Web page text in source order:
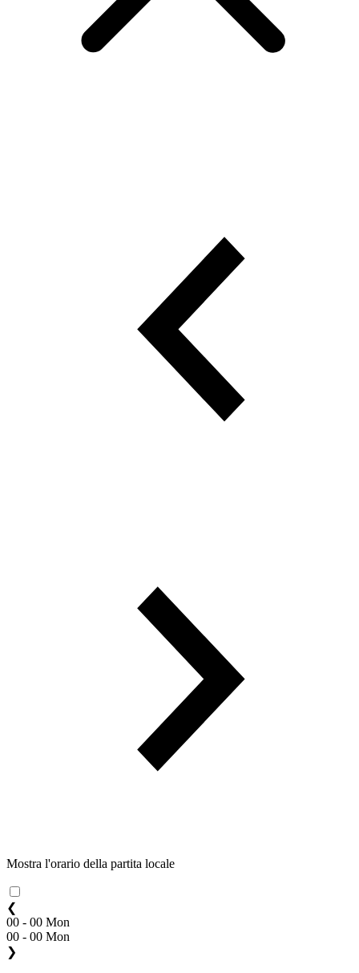
Mostra l'orario della partita locale
❮
00 - 00 Mon
00 - 00 Mon
❯